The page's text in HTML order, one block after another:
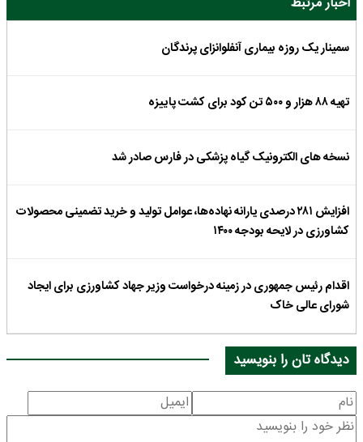
سمینار یک روزه بیماری آنفلوانزای پرندگان
تهیه ۸۸ هزار و ۵۰۰ تن کود برای کشت پاییزه
نسخه های الکترونیک گیاه پزشکی در فارس صادر شد
افزایش ۲۸۱ درصدی یارانه نهاده‌ها، عوامل تولید و خرید تضمینی محصولات
کشاورزی در لایحه بودجه ۱۴۰۰
اقدام رئیس جمهوری در زمینه درخواست وزیر جهاد کشاورزی برای ایجاد
شورای عالی خاک
دیدگاه تان را بنویسید